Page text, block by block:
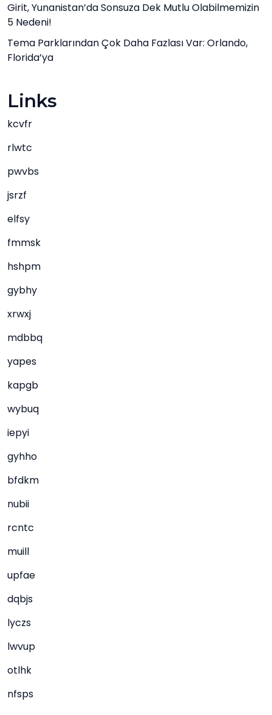
Girit, Yunanistan’da Sonsuza Dek Mutlu Olabilmemizin
5 Nedeni!
Tema Parklarından Çok Daha Fazlası Var: Orlando,
Florida’ya
Links
kcvfr
rlwtc
pwvbs
jsrzf
elfsy
fmmsk
hshpm
gybhy
xrwxj
mdbbq
yapes
kapgb
wybuq
iepyi
gyhho
bfdkm
nubii
rcntc
muill
upfae
dqbjs
lyczs
lwvup
otlhk
nfsps